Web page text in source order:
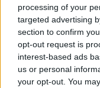
processing of your
targeted advertising
section to confirm
opt-out request is
interest-based ads
us or personal
your opt-out. You